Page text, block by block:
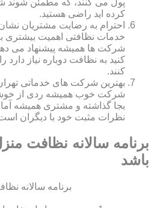
کرده اید راضی هستید.
احترام به رضایت مشتریان
خدمات نظافتی اهمیت بیشتری
شرکت ها همیشه پیشنهاد می
کنید به نظافت دوباره نیاز دارد
کنند.
بهترین شرکت های خدماتی
شرکت خوب همیشه ردی از
بجا گذاشته و مشتری همیشه
نظرات مثبت خود با دیگران
برنامه سالانه نظافت
باشد
برنامه سالانه